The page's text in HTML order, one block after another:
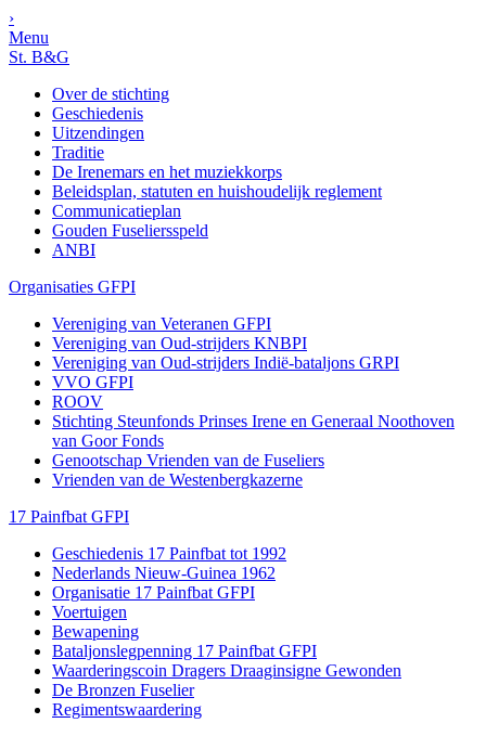
›
Menu
St. B&G
Over de stichting
Geschiedenis
Uitzendingen
Traditie
De Irenemars en het muziekkorps
Beleidsplan, statuten en huishoudelijk reglement
Communicatieplan
Gouden Fuseliersspeld
ANBI
Organisaties GFPI
Vereniging van Veteranen GFPI
Vereniging van Oud-strijders KNBPI
Vereniging van Oud-strijders Indië-bataljons GRPI
VVO GFPI
ROOV
Stichting Steunfonds Prinses Irene en Generaal Noothoven
van Goor Fonds
Genootschap Vrienden van de Fuseliers
Vrienden van de Westenbergkazerne
17 Painfbat GFPI
Geschiedenis 17 Painfbat tot 1992
Nederlands Nieuw-Guinea 1962
Organisatie 17 Painfbat GFPI
Voertuigen
Bewapening
Bataljonslegpenning 17 Painfbat GFPI
Waarderingscoin Dragers Draaginsigne Gewonden
De Bronzen Fuselier
Regimentswaardering